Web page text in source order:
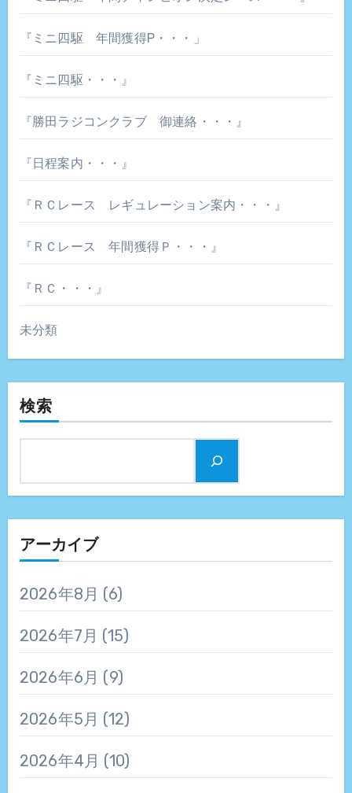
『ミニ四駆 年間獲得P・・・」
『ミニ四駆・・・』
『勝田ラジコンクラブ 御連絡・・・』
『日程案内・・・』
『ＲＣレース レギュレーション案内・・・』
『ＲＣレース 年間獲得Ｐ・・・』
『ＲＣ・・・』
未分類
検索
アーカイブ
2026年8月 (6)
2026年7月 (15)
2026年6月 (9)
2026年5月 (12)
2026年4月 (10)